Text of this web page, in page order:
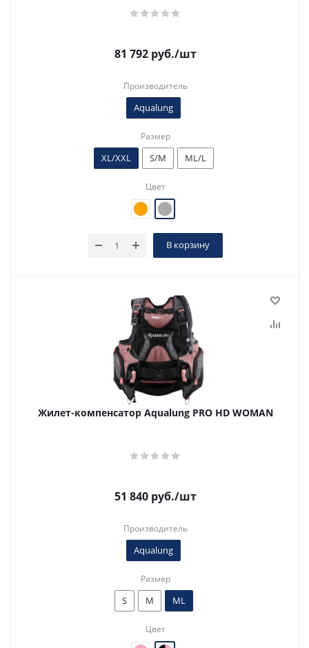
81 792руб./шт
Производитель
Aqualung
Размер
XL/XXL S/M ML/L
Цвет
В корзину
Жилет-компенсатор Aqualung PRO HD WOMAN
51 840руб./шт
Производитель
Aqualung
Размер
S M ML
Цвет